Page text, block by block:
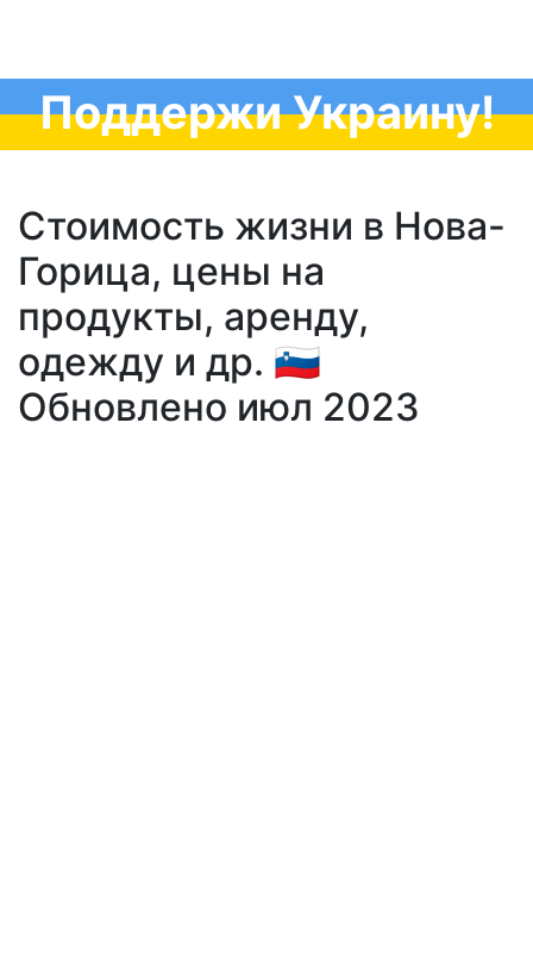
Поддержи Украину!
Стоимость жизни в Нова-
Горица, цены на
продукты, аренду,
одежду и др. 🇸🇮
Обновлено июл 2023